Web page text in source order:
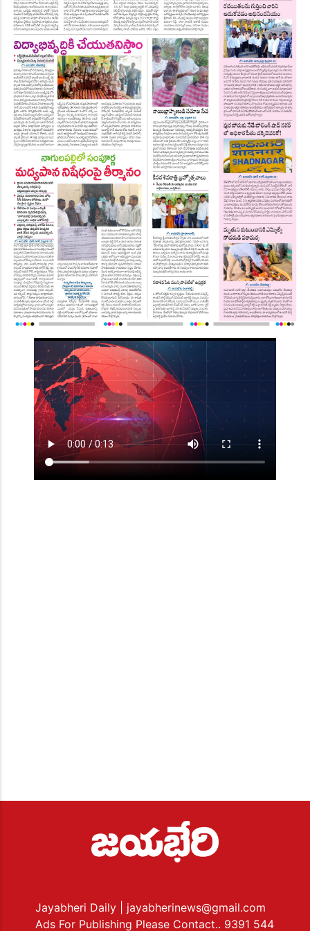
Jayabheri Daily
| jayabherinews@gmail.com
Ads For Publishing Please Contact.. 9391 544